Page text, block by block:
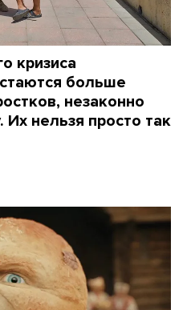
кризиса
больше
незаконно
Их нельзя просто так